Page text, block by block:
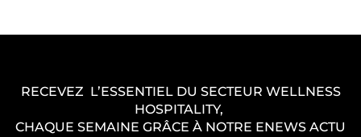
h
RECEVEZ L’ESSENTIEL DU SECTEUR WELLNESS
HOSPITALITY,
CHAQUE SEMAINE GRÂCE À NOTRE ENEWS ACTU